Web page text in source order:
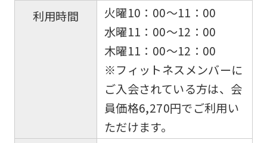
利用時間
火曜10：00〜11：00
水曜11：00〜12：00
木曜11：00〜12：00
※フィットネスメンバーに
ご入会されている方は、会
員価格6,270円でご利用い
ただけます。
is
automatically
translated
into
English.
Click
the